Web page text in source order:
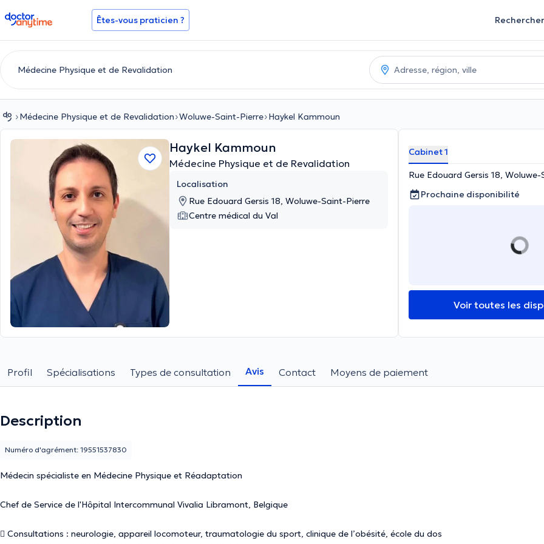
doctoranytime Êtes-vous praticien ? Rechercher
Médecine Physique et de Revalidation Woluwe-Saint-Pierre Haykel Kammoun
Haykel Kammoun
Médecine Physique et de Revalidation
Localisation
Rue Edouard Gersis 18, Woluwe-Saint-Pierre
Centre médical du Val
Cabinet 1
Rue Edouard Gersis 18,
Prochaine disponibilité
Voir toutes les
Profil Spécialisations Types de consultation Avis Contact Moyens de paiement
Description
Médecin spécialiste en Médecine Physique et Réadaptation
Chef de Service de l'Hôpital Intercommunal Vivalia Libramont, Belgique
 Consultations : neurologie, appareil locomoteur, traumatologie du sport, clinique de l’obésité, école du dos
Numéro d'agrément: 19551537830